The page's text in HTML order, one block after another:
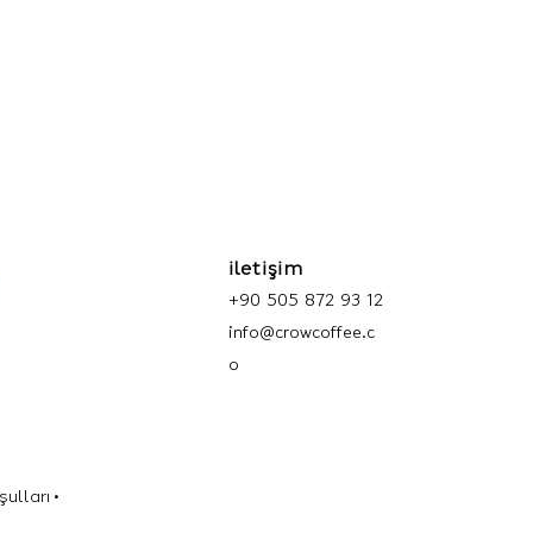
demlenir, sonra
iletişim
+90 505 872 93 12
info@crowcoffee.c
o
•